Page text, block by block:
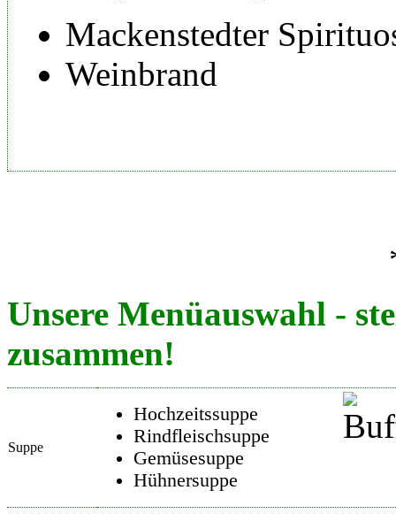
Mackenstedter
Weinbrand
Unsere Menüauswahl -
zusammen!
Suppe
Hochzeitssuppe
Rindfleischsuppe
Gemüsesuppe
Hühnersuppe